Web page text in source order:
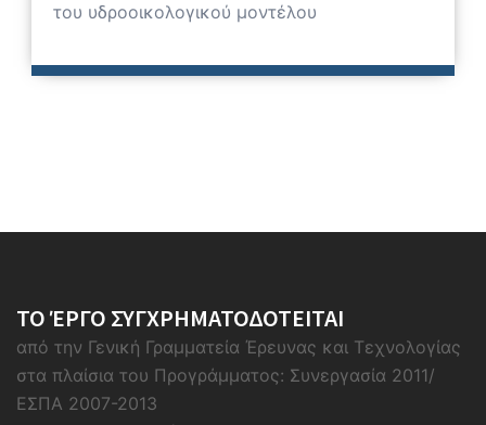
του υδροοικολογικού μοντέλου
ΤΟ ΈΡΓΟ ΣΥΓΧΡΗΜΑΤΟΔΟΤΕΙΤΑΙ
από την Γενική Γραμματεία Έρευνας και Τεχνολογίας
στα πλαίσια του Προγράμματος: Συνεργασία 2011/
ΕΣΠΑ 2007-2013